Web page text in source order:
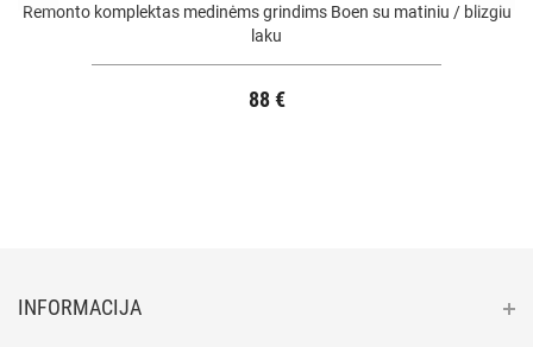
Remonto komplektas medinėms grindims Boen su matiniu / blizgiu
laku
88 €
INFORMACIJA